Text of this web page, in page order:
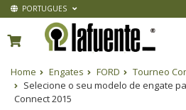
PORTUGUES
Home Engates FORD Tourneo
Selecione o seu modelo de engate
Connect 2015